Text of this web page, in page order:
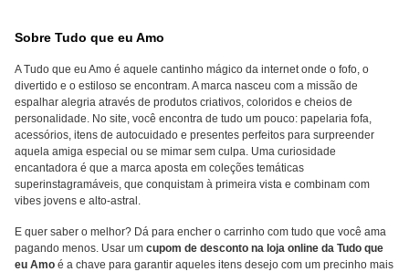
Sobre Tudo que eu Amo
A Tudo que eu Amo é aquele cantinho mágico da internet onde o fofo, o
divertido e o estiloso se encontram. A marca nasceu com a missão de
espalhar alegria através de produtos criativos, coloridos e cheios de
personalidade. No site, você encontra de tudo um pouco: papelaria fofa,
acessórios, itens de autocuidado e presentes perfeitos para surpreender
aquela amiga especial ou se mimar sem culpa. Uma curiosidade
encantadora é que a marca aposta em coleções temáticas
superinstagramáveis, que conquistam à primeira vista e combinam com
vibes jovens e alto-astral.
E quer saber o melhor? Dá para encher o carrinho com tudo que você ama
pagando menos. Usar um cupom de desconto na loja online da Tudo que
eu Amo é a chave para garantir aqueles itens desejo com um precinho mais